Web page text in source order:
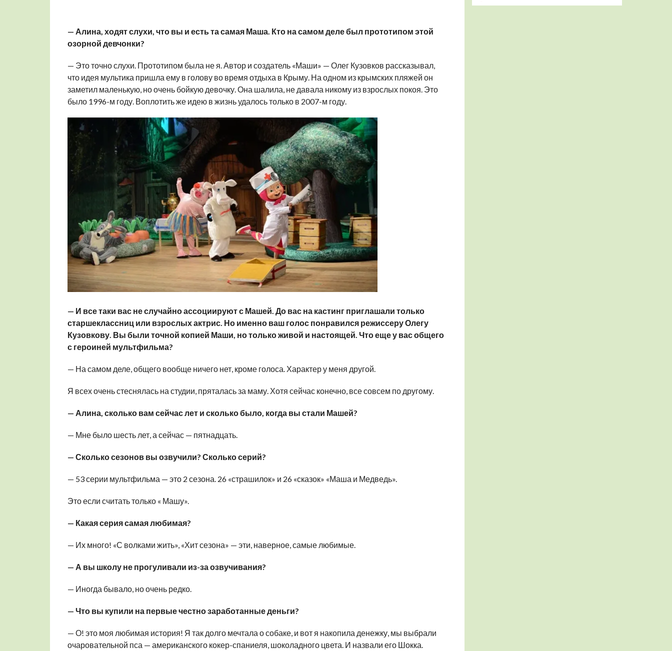
— Алина, ходят слухи, что вы и есть та самая Маша. Кто на самом деле был прототипом этой
озорной девчонки?
— Это точно слухи. Прототипом была не я. Автор и создатель «Маши» — Олег Кузовков рассказывал,
что идея мультика пришла ему в голову во время отдыха в Крыму. На одном из крымских пляжей он
заметил маленькую, но очень бойкую девочку. Она шалила, не давала никому из взрослых покоя. Это
было 1996-м году. Воплотить же идею в жизнь удалось только в 2007-м году.
— И все таки вас не случайно ассоциируют с Машей. До вас на кастинг приглашали только
старшеклассниц или взрослых актрис. Но именно ваш голос понравился режиссеру Олегу
Кузовкову. Вы были точной копией Маши, но только живой и настоящей. Что еще у вас общего
с героиней мультфильма?
— На самом деле, общего вообще ничего нет, кроме голоса. Характер у меня другой.
Я всех очень стеснялась на студии, пряталась за маму. Хотя сейчас конечно, все совсем по другому.
— Алина, сколько вам сейчас лет и сколько было, когда вы стали Машей?
— Мне было шесть лет, а сейчас — пятнадцать.
— Сколько сезонов вы озвучили? Сколько серий?
— 53 серии мультфильма — это 2 сезона. 26 «страшилок» и 26 «сказок» «Маша и Медведь».
Это если считать только « Машу».
— Какая серия самая любимая?
— Их много! «С волками жить», «Хит сезона» — эти, наверное, самые любимые.
— А вы школу не прогуливали из-за озвучивания?
— Иногда бывало, но очень редко.
— Что вы купили на первые честно заработанные деньги?
— О! это моя любимая история! Я так долго мечтала о собаке, и вот я накопила денежку, мы выбрали
очаровательной пса — американского кокер-спаниеля, шоколадного цвета. И назвали его Шокка.